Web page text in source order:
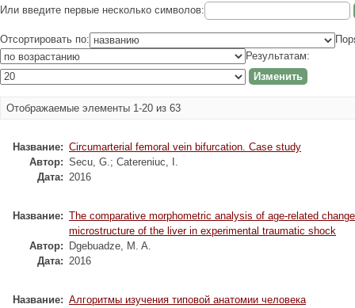
Или введите первые несколько символов:
Отсортировать по:
Результатам:
Отображаемые элементы 1-20 из 63
Название: Circumarterial femoral vein bifurcation. Case study
Автор: Secu, G.; Catereniuc, I.
Дата: 2016
Название: The comparative morphometric analysis of age-related
microstructure of the liver in experimental traumatic shock
Автор:
Dgebuadze, M. A.
Дата: 2016
Название: Алгоритмы изучения типовой анатомии человека